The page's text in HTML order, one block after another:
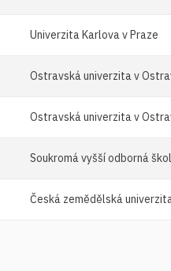
Univerzita Karlova v Praze
Ostravská univerzita v
Ostravská univerzita v
Soukromá vyšší odborná
Česká zemědělská